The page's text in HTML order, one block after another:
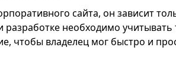
сайта, он зависит
необходимо учитывать
чтобы владелец мог быстро и